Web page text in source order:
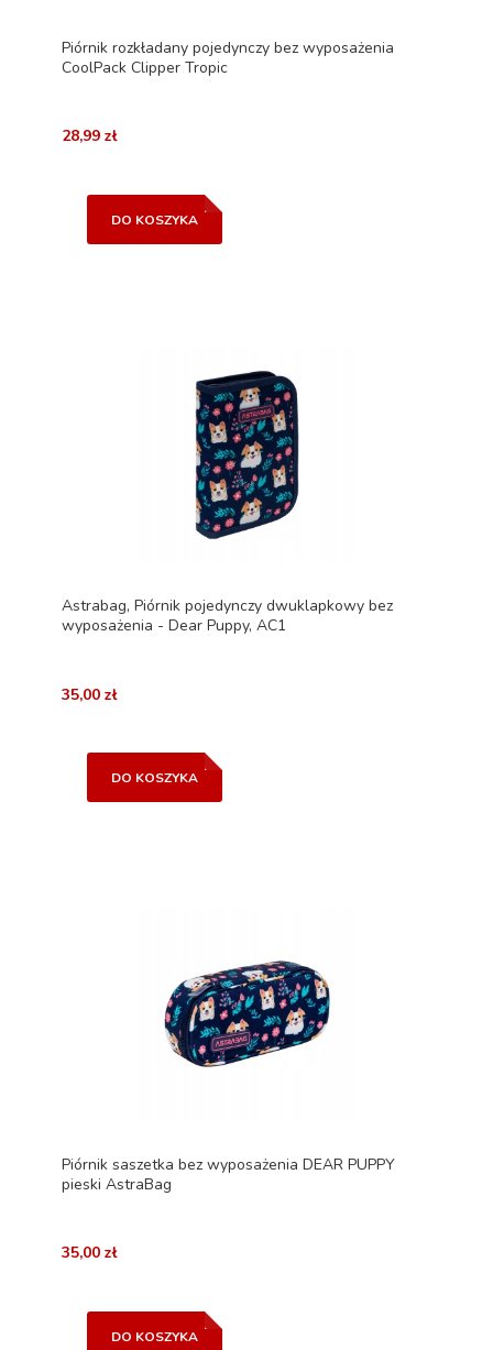
Piórnik rozkładany pojedynczy bez wyposażenia
CoolPack Clipper Tropic
28,99 zł
DO KOSZYKA
Astrabag, Piórnik pojedynczy dwuklapkowy bez
wyposażenia - Dear Puppy, AC1
35,00 zł
DO KOSZYKA
Piórnik saszetka bez wyposażenia DEAR PUPPY
pieski AstraBag
35,00 zł
DO KOSZYKA